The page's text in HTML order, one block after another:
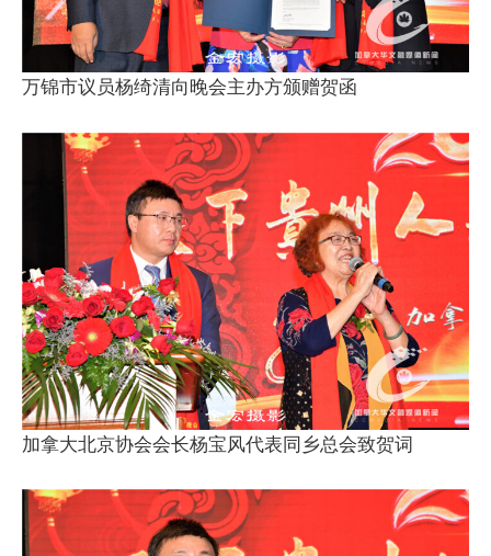
万锦市议员杨绮清向晚会主办方颁赠贺函
加拿大北京协会会长杨宝风代表同乡总会致贺词